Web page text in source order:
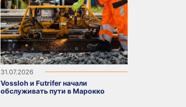
31.07.2026
Vossloh и Futrifer начали
обслуживать пути в Марокко